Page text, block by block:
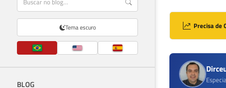
Tema escuro
BLOG
Precisa de